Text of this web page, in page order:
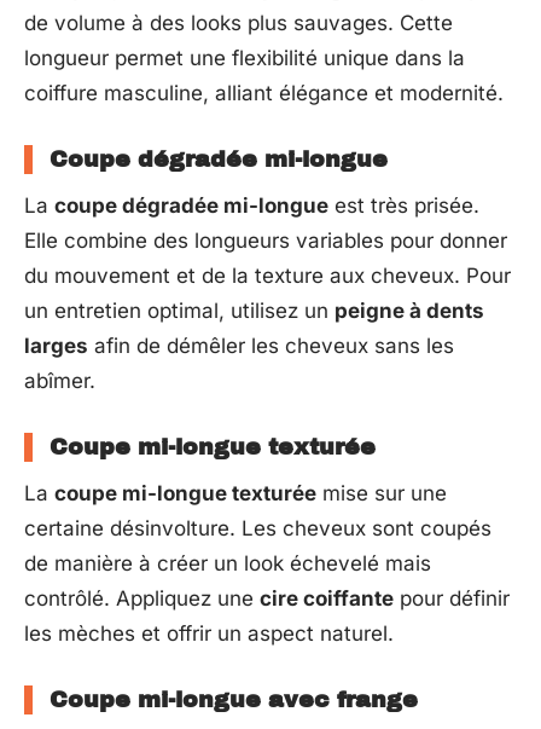
de volume à des looks plus sauvages. Cette
longueur permet une flexibilité unique dans la
coiffure masculine, alliant élégance et modernité.
Coupe dégradée mi-longue
La coupe dégradée mi-longue est très prisée.
Elle combine des longueurs variables pour donner
du mouvement et de la texture aux cheveux. Pour
un entretien optimal, utilisez un peigne à dents
larges afin de démêler les cheveux sans les
abîmer.
Coupe mi-longue texturée
La coupe mi-longue texturée mise sur une
certaine désinvolture. Les cheveux sont coupés
de manière à créer un look échevelé mais
contrôlé. Appliquez une cire coiffante pour définir
les mèches et offrir un aspect naturel.
Coupe mi-longue avec frange